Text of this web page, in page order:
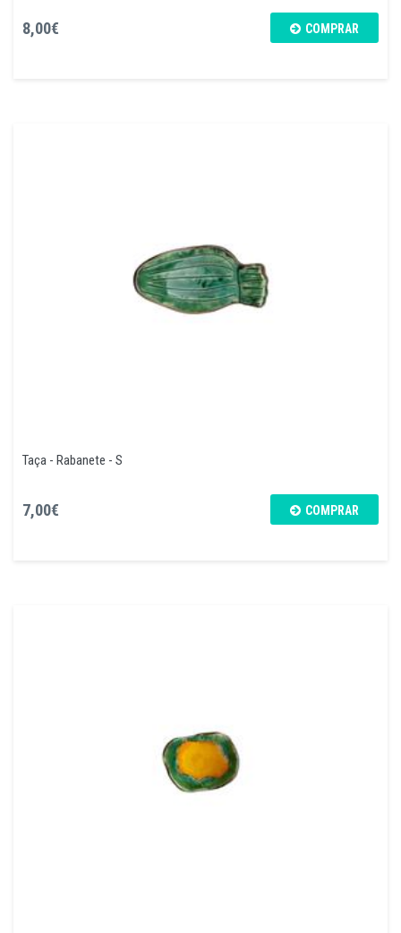
8,00€ COMPRAR
Taça - Rabanete - S
7,00€ COMPRAR